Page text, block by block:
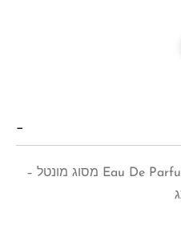
100 :עם נפח כללי (מ"ל) של Eau De Parfum מסוג מונטל –